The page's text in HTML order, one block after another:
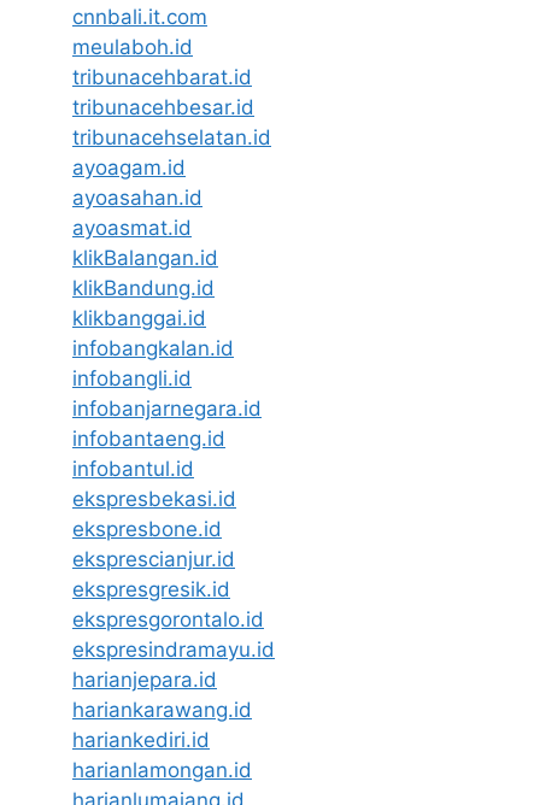
cnnbali.it.com
meulaboh.id
tribunacehbarat.id
tribunacehbesar.id
tribunacehselatan.id
ayoagam.id
ayoasahan.id
ayoasmat.id
klikBalangan.id
klikBandung.id
klikbanggai.id
infobangkalan.id
infobangli.id
infobanjarnegara.id
infobantaeng.id
infobantul.id
ekspresbekasi.id
ekspresbone.id
eksprescianjur.id
ekspresgresik.id
ekspresgorontalo.id
ekspresindramayu.id
harianjepara.id
hariankarawang.id
hariankediri.id
harianlamongan.id
harianlumajang.id